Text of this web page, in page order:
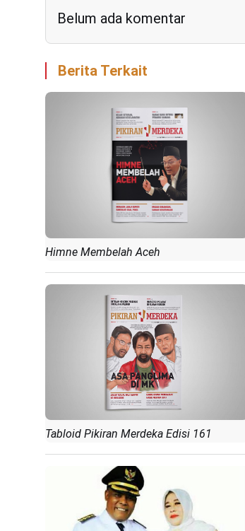
Belum ada komentar
Berita Terkait
Himne Membelah Aceh
Tabloid Pikiran Merdeka Edisi 161